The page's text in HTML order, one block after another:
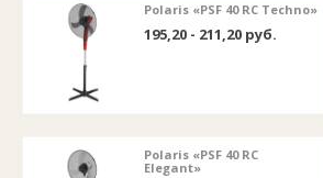
Polaris «PSF 40 RC Techno»
195,20 - 211,20 руб.
Polaris «PSF 40 RC
Elegant»